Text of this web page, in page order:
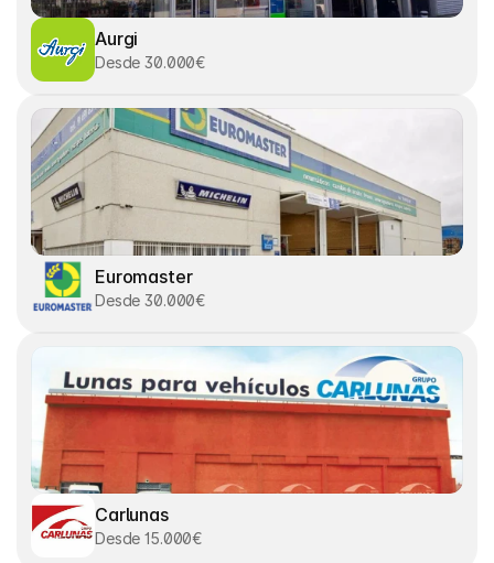
Aurgi
Desde 30.000€
Euromaster
Desde 30.000€
Carlunas
Desde 15.000€